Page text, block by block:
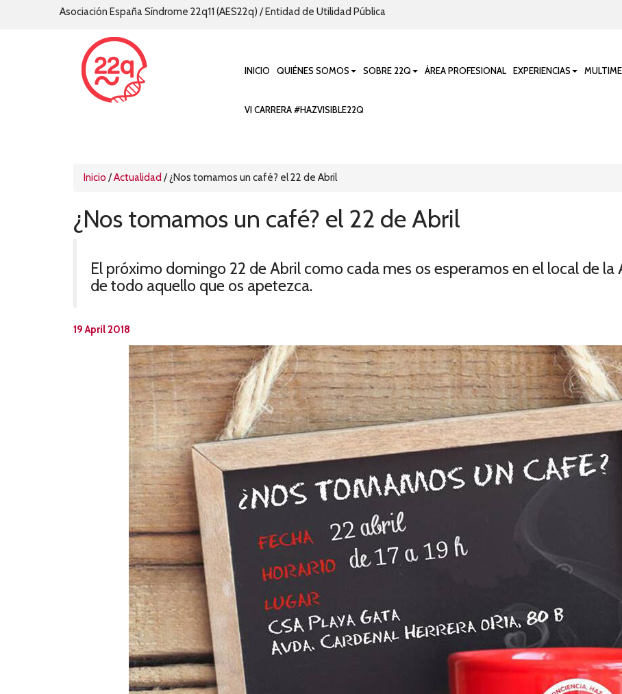
Asociación España Síndrome 22q11 (AES22q) / Entidad de Utilidad Pública
INICIO QUIÉNES SOMOS SOBRE 22Q ÁREA PROFESIONAL EXPERIENCIAS
VI CARRERA #HAZVISIBLE22Q
Inicio /Actualidad /¿Nos tomamos un café? el 22 de Abril
¿Nos tomamos un café? el 22 de Abril
El próximo domingo 22 de Abril como cada mes os esperamos en el local de
de todo aquello que os apetezca.
19 April 2018